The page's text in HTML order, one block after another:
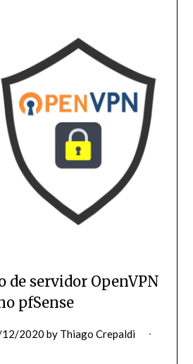
de servidor OpenVPN
pfSense
2020 by Thiago Crepaldi